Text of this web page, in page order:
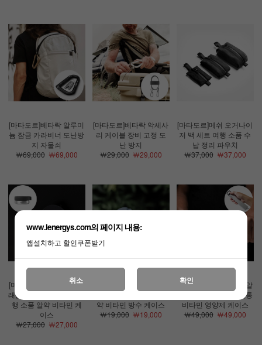
[마타도르]베타락 알루미
늄 잠금 카라비너 도난방
지 자물쇠
￦69,000￦69,000
[마타도르]베타락 악세사
리 케이블 장비 고정 도
난 방지
￦29,000￦29,000
[마타도르]메쉬 오거나이
저 백 세트 여행 소품 수
납 정리 파우치
￦37,000￦37,000
[마타도르]워터프루프 트
래블 캐니스터 100mL 여
행 소품 알약 비타민 케
이스
￦27,000￦27,000
래블 캐니스터 40ml 알
약 비타민 방수 케이스
￦19,000￦19,000
[마타도르]워터프루프 알
약 캐니스터 휴대용 약통
비타민 영양제 케이스
￦49,000￦49,000
www.lenergys.com의 페이지 내용:
앱설치하고 할인쿠폰받기
취소 확인